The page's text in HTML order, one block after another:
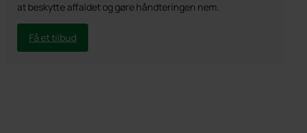
at beskytte affaldet og gøre håndteringen nem.
Få et tilbud